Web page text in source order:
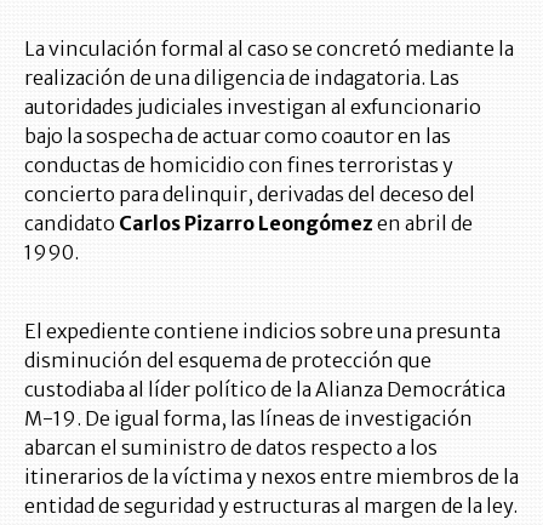
La vinculación formal al caso se concretó mediante la
realización de una diligencia de indagatoria. Las
autoridades judiciales investigan al exfuncionario
bajo la sospecha de actuar como coautor en las
conductas de homicidio con fines terroristas y
concierto para delinquir, derivadas del deceso del
candidato Carlos Pizarro Leongómezen abril de
1990.
El expediente contiene indicios sobre una presunta
disminución del esquema de protección que
custodiaba al líder político de la Alianza Democrática
M-19. De igual forma, las líneas de investigación
abarcan el suministro de datos respecto a los
itinerarios de la víctima y nexos entre miembros de la
entidad de seguridad y estructuras al margen de la ley.